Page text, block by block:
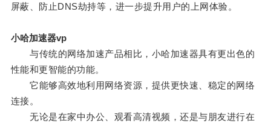
屏蔽、防止DNS劫持等，进一步提升用户的上网体验。
小哈加速器vp
与传统的网络加速产品相比，小哈加速器具有更出色的
性能和更智能的功能。
它能够高效地利用网络资源，提供更快速、稳定的网络
连接。
无论是在家中办公、观看高清视频，还是与朋友进行在